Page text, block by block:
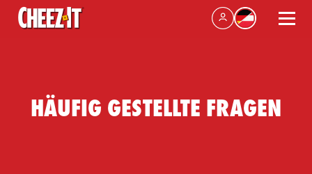
HÄUFIG GESTELLTE FRAGEN